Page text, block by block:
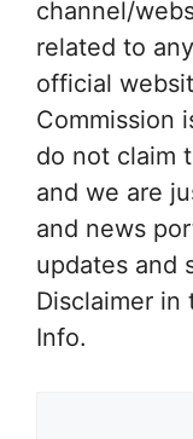
channel/
related to
official
Commission
do not claim
and we are
and news
updates and
Disclaimer in
Info.